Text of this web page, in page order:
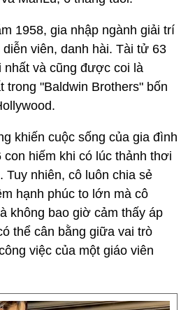
1958, gia nhập ngành giải trí
viên, danh hài. Tài tử 63
và cũng được coi là
trong "Baldwin Brothers" bốn
khiến cuộc sống của gia đình
hiếm khi có lúc thảnh thơi
Tuy nhiên, cô luôn chia sẻ
hạnh phúc to lớn mà cô
không bao giờ cảm thấy áp
thể cân bằng giữa vai trò
việc của một giáo viên